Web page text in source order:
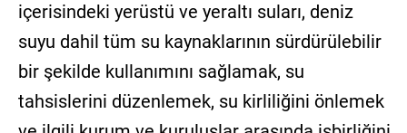
içerisindeki yerüstü ve yeraltı suları, deniz
suyu dahil tüm su kaynaklarının sürdürülebilir
bir şekilde kullanımını sağlamak, su
tahsislerini düzenlemek, su kirliliğini önlemek